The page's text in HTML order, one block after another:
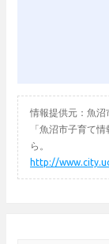
情報提供元：魚沼
「魚沼市子育て
ら。
http://